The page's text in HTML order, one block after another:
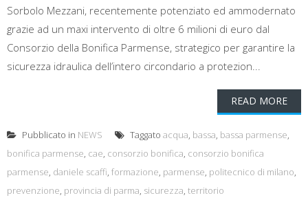
Sorbolo Mezzani, recentemente potenziato ed ammodernato
grazie ad un maxi intervento di oltre 6 milioni di euro dal
Consorzio della Bonifica Parmense, strategico per garantire la
sicurezza idraulica dell’intero circondario a protezion...
READ MORE
Pubblicato in NEWS Taggato acqua, bassa, bassa parmense,
bonifica parmense, cae, consorzio bonifica, consorzio bonifica
parmense, daniele scaffi, formazione, parmense, politecnico di milano,
prevenzione, provincia di parma, sicurezza, territorio